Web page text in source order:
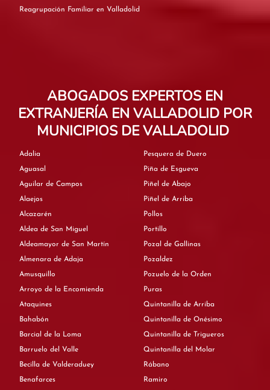
Reagrupación Familiar en Valladolid
ABOGADOS EXPERTOS EN
EXTRANJERÍA EN VALLADOLID POR
MUNICIPIOS DE VALLADOLID
Adalia
Aguasal
Aguilar de Campos
Alaejos
Alcazarén
Aldea de San Miguel
Aldeamayor de San Martín
Almenara de Adaja
Amusquillo
Arroyo de la Encomienda
Ataquines
Bahabón
Barcial de la Loma
Barruelo del Valle
Becilla de Valderaduey
Benafarces
Pesquera de Duero
Piña de Esgueva
Piñel de Abajo
Piñel de Arriba
Pollos
Portillo
Pozal de Gallinas
Pozaldez
Pozuelo de la Orden
Puras
Quintanilla de Arriba
Quintanilla de Onésimo
Quintanilla de Trigueros
Quintanilla del Molar
Rábano
Ramiro